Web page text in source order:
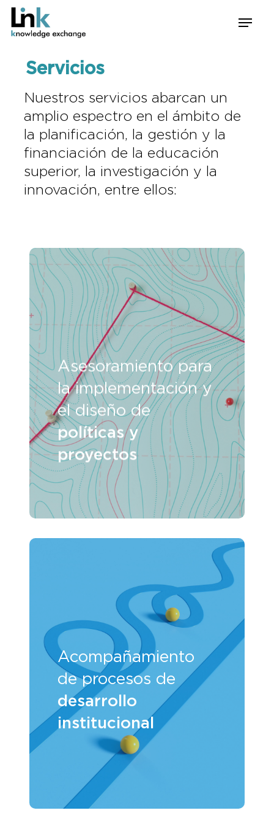
Skip
main
Menu
Servicios
Nuestros servicios abarcan un
amplio espectro en el ámbito de
la planificación, la gestión y la
financiación de la educación
superior, la investigación y la
innovación, entre ellos:
Asesoramiento para
la implementación y
el diseño de
políticas y
proyectos
Acompañamiento
de procesos de
desarrollo
institucional